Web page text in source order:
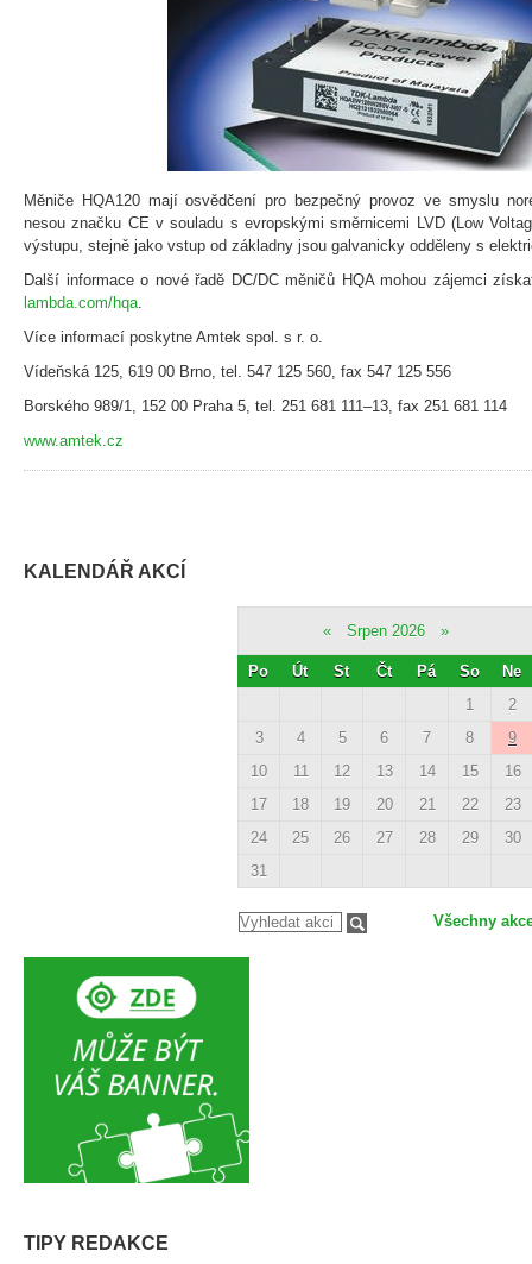
Měniče HQA120 mají osvědčení pro bezpečný provoz ve smyslu
nesou značku CE v souladu s evropskými směrnicemi LVD (Low
výstupu, stejně jako vstup od základny jsou galvanicky odděleny s
Další informace o nové řadě DC/DC měničů HQA mohou zájemci
lambda.com/hqa
Více informací poskytne Amtek spol. s r. o.
Vídeňská 125, 619 00 Brno, tel. 547 125 560, fax 547 125 556
Borského 989/1, 152 00 Praha 5, tel. 251 681 111–13, fax 251 681 114
www.amtek.cz
KALENDÁŘ AKCÍ
« Srpen 2026 »
Po Út St Čt Pá So
Ne
1
2
3
4 5 6 7 8
9
10
11 12 13 14 15
16
17
18 19 20 21 22
23
24
25 26 27 28 29
30
31
Všechny
TIPY REDAKCE